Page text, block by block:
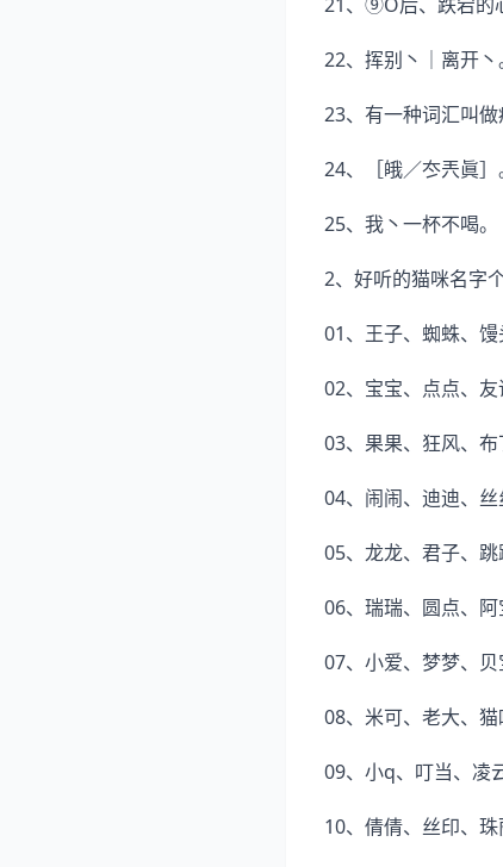
22、挥别丶｜离开丶
23、有一种词汇叫做
24、［皒／冭兲眞］
25、我丶一杯不喝。
2、好听的猫咪名字个
01、王子、蜘蛛、
02、宝宝、点点、
03、果果、狂风、
04、闹闹、迪迪、
05、龙龙、君子、
06、瑞瑞、圆点、
07、小爱、梦梦、
08、米可、老大、
09、小q、叮当、凌
10、倩倩、丝印、